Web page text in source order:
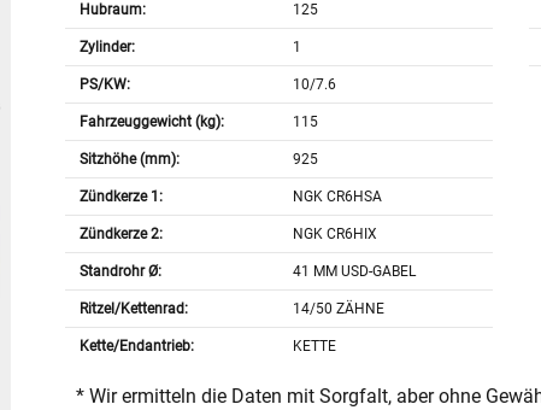
Hubraum: 125
Zylinder: 1
PS/KW: 10/7.6
Fahrzeuggewicht (kg): 115
Sitzhöhe (mm): 925
Zündkerze 1: NGK CR6HSA
Zündkerze 2: NGK CR6HIX
Standrohr Ø: 41 MM USD-GABEL
Ritzel/Kettenrad: 14/50 ZÄHNE
Kette/Endantrieb: KETTE
* Wir ermitteln die Daten mit Sorgfalt, aber ohne